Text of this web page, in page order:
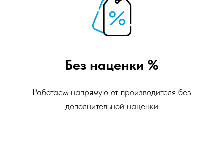
Без наценки %
Работаем напрямую от производителя без
дополнительной наценки